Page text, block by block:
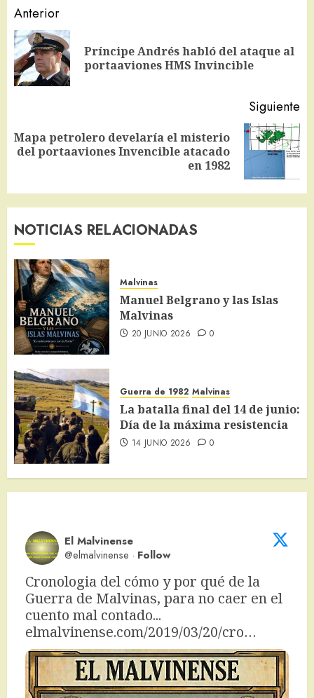
Navegación
de
entradas
Anterior
Príncipe Andrés habló del ataque al
portaaviones HMS Invincible
Siguiente
Siguiente
Mapa petrolero develaría el misterio
del portaaviones Invencible atacado
en 1982
NOTICIAS RELACIONADAS
Malvinas
Manuel Belgrano y las Islas
Malvinas
20 JUNIO 2026 0
Guerra de 1982 Malvinas
La batalla final del 14 de junio:
Día de la máxima resistencia
14 JUNIO 2026 0
El Malvinense
@elmalvinense · Follow
Cronologia del cómo y por qué de la
Guerra de Malvinas, para no caer en el
elmalvinense.com/2019/03/20/cro…